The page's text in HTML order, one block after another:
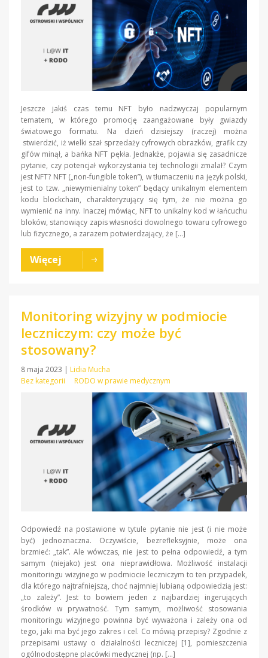
Jeszcze jakiś czas temu NFT było nadzwyczaj popularnym
tematem, w którego promocję zaangażowane były gwiazdy
światowego formatu. Na dzień dzisiejszy (raczej) można
stwierdzić, iż wielki szał sprzedaży cyfrowych obrazków, grafik czy
gifów minął, a bańka NFT pękła. Jednakże, pojawia się zasadnicze
pytanie, czy potencjał wykorzystania tej technologii zmalał? Czym
jest NFT? NFT („non-fungible token”), w tłumaczeniu na język polski,
jest to tzw. „niewymienialny token” będący unikalnym elementem
kodu blockchain, charakteryzujący się tym, że nie można go
wymienić na inny. Inaczej mówiąc, NFT to unikalny kod w łańcuchu
bloków, stanowiący zapis własności dowolnego towaru cyfrowego
lub fizycznego, a zarazem potwierdzający, że […]
Więcej
Monitoring wizyjny w podmiocie
leczniczym: czy może być
stosowany?
8 maja 2023 | Lidia Mucha
Bez kategorii
RODO w prawie medycznym
Odpowiedź na postawione w tytule pytanie nie jest (i nie może
być) jednoznaczna. Oczywiście, bezrefleksyjnie, może ona
brzmieć: „tak”. Ale wówczas, nie jest to pełna odpowiedź, a tym
samym (niejako) jest ona nieprawidłowa. Możliwość instalacji
monitoringu wizyjnego w podmiocie leczniczym to ten przypadek,
dla którego najtrafniejszą, choć najmniej lubianą odpowiedzią jest:
„to zależy”. Jest to bowiem jeden z najbardziej ingerujących
środków w prywatność. Tym samym, możliwość stosowania
monitoringu wizyjnego powinna być wyważona i zależy ona od
tego, jaki ma być jego zakres i cel. Co mówią przepisy? Zgodnie z
przepisami ustawy o działalności leczniczej [1], pomieszczenia
ogólnodostępne placówki medycznej (np. […]